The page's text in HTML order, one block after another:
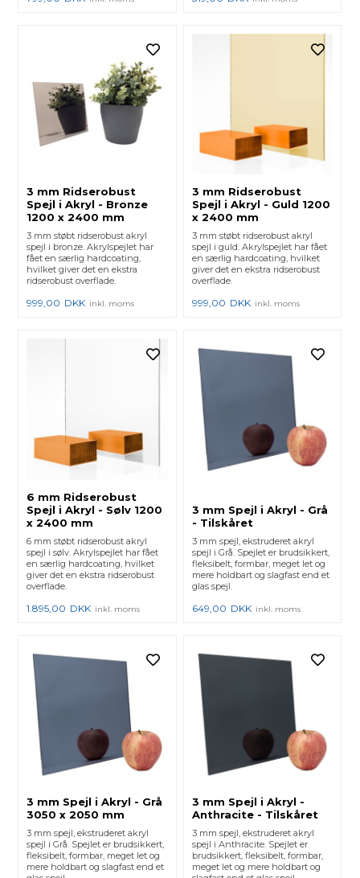
3 mm Ridserobust
Spejl i Akryl - Bronze
1200 x 2400 mm
3 mm støbt ridserobust akryl
spejl i bronze. Akrylspejlet har
fået en særlig hardcoating,
hvilket giver det en ekstra
ridserobust overflade.
999,00 DKK inkl. moms
3 mm Ridserobust
Spejl i Akryl - Guld 1200
x 2400 mm
3 mm støbt ridserobust akryl
spejl i guld. Akrylspejlet har fået
en særlig hardcoating, hvilket
giver det en ekstra ridserobust
overflade.
999,00 DKK inkl. moms
6 mm Ridserobust
Spejl i Akryl - Sølv 1200
x 2400 mm
6 mm støbt ridserobust akryl
spejl i sølv. Akrylspejlet har fået
en særlig hardcoating, hvilket
giver det en ekstra ridserobust
overflade.
1.895,00 DKK inkl. moms
3 mm Spejl i Akryl - Grå
- Tilskåret
3 mm spejl, ekstruderet akryl
spejl i Grå. Spejlet er brudsikkert,
fleksibelt, formbar, meget let og
mere holdbart og slagfast end et
glas spejl.
649,00 DKK inkl. moms
3 mm Spejl i Akryl - Grå
3050 x 2050 mm
3 mm spejl, ekstruderet akryl
spejl i Grå. Spejlet er brudsikkert,
fleksibelt, formbar, meget let og
mere holdbart og slagfast end et
3 mm Spejl i Akryl -
Anthracite - Tilskåret
3 mm spejl, ekstruderet akryl
spejl i Anthracite. Spejlet er
brudsikkert, fleksibelt, formbar,
meget let og mere holdbart og